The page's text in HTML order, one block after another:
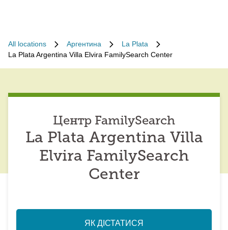
All locations Аргентина
La Plata
La Plata Argentina Villa Elvira FamilySearch Center
Центр FamilySearch
La Plata Argentina Villa
Elvira FamilySearch
Center
ЯК ДІСТАТИСЯ